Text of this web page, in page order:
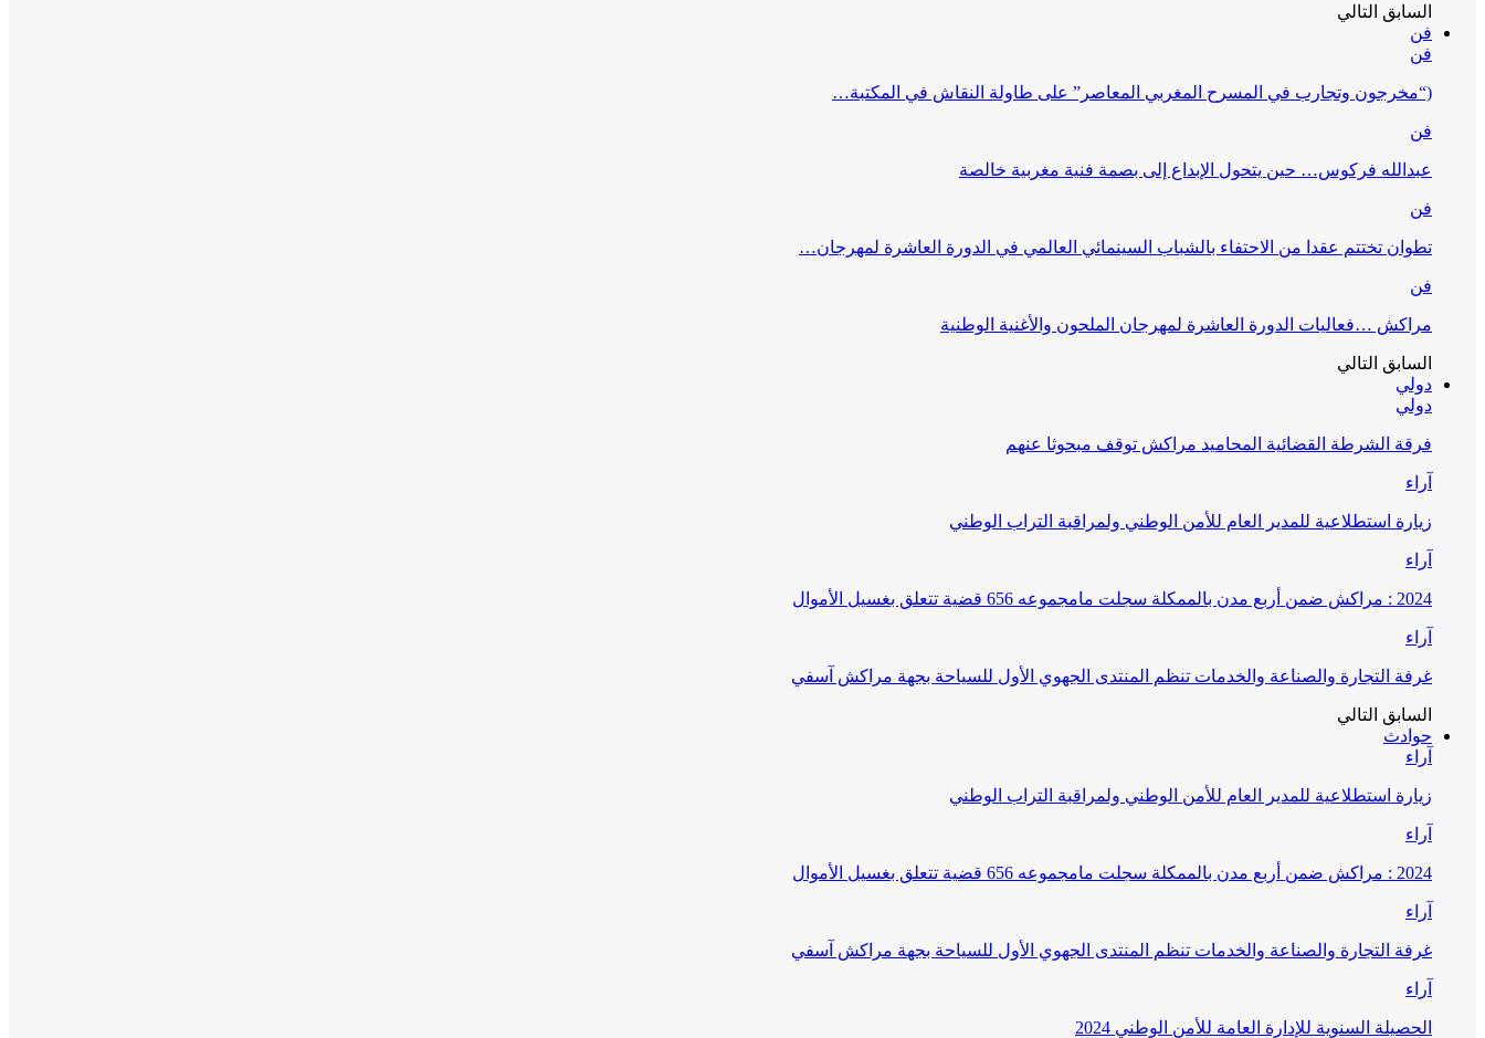
السابق التالي
فن
فن
(“مخرجون وتجارب في المسرح المغربي المعاصر” على طاولة النقاش في المكتبة…
فن
عبدالله فركوس… حين يتحول الإبداع إلى بصمة فنية مغربية خالصة
فن
تطوان تختتم عقدا من الاحتفاء بالشباب السينمائي العالمي في الدورة العاشرة لمهرجان…
فن
مراكش …فعاليات الدورة العاشرة لمهرجان الملحون والأغنية الوطنية
السابق التالي
دولي
دولي
فرقة الشرطة القضائية المحاميد مراكش توقف مبحوثا عنهم
آراء
زيارة استطلاعية للمدير العام للأمن الوطني ولمراقبة التراب الوطني
آراء
2024 : مراكش ضمن أربع مدن بالممكلة سجلت مامجموعه 656 قضية تتعلق بغسيل الأموال
آراء
غرفة التجارة والصناعة والخدمات تنظم المنتدى الجهوي الأول للسياحة بجهة مراكش آسفي
السابق التالي
حوادث
آراء
زيارة استطلاعية للمدير العام للأمن الوطني ولمراقبة التراب الوطني
آراء
2024 : مراكش ضمن أربع مدن بالممكلة سجلت مامجموعه 656 قضية تتعلق بغسيل الأموال
آراء
غرفة التجارة والصناعة والخدمات تنظم المنتدى الجهوي الأول للسياحة بجهة مراكش آسفي
آراء
الحصيلة السنوية للإدارة العامة للأمن الوطني 2024